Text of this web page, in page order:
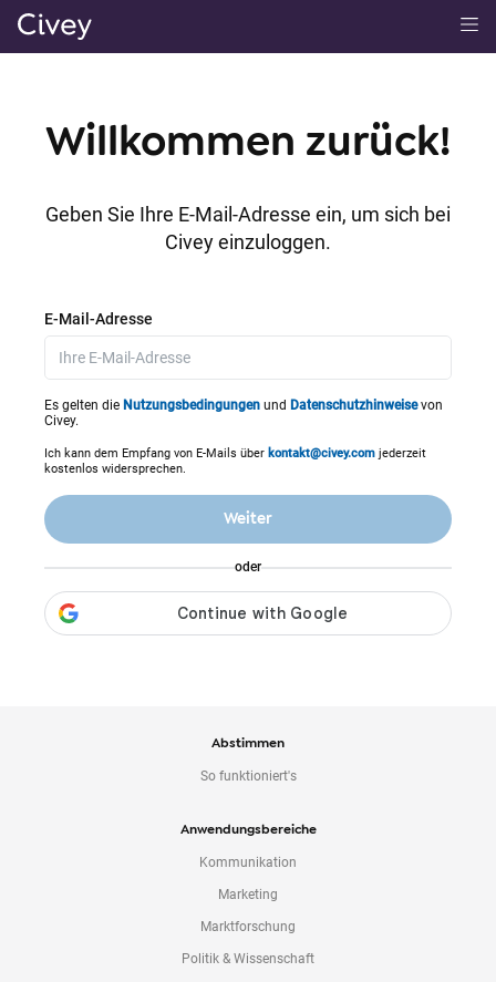
t
n
t
a
n
n
t
e
Willkommen zurück!
Geben Sie Ihre E-Mail-Adresse ein, um sich bei
Civey einzuloggen.
E-Mail-Adresse
Es gelten die Nutzungsbedingungen und Datenschutzhinweisevon
Civey.
Ich kann dem Empfang von E-Mails über kontakt@civey.com jederzeit
kostenlos widersprechen.
Weiter
oder
Abstimmen
So funktioniert's
Anwendungsbereiche
Kommunikation
Marketing
Marktforschung
Politik & Wissenschaft